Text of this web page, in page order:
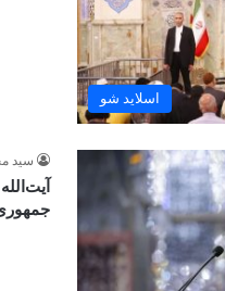
اسلاید شو
سید